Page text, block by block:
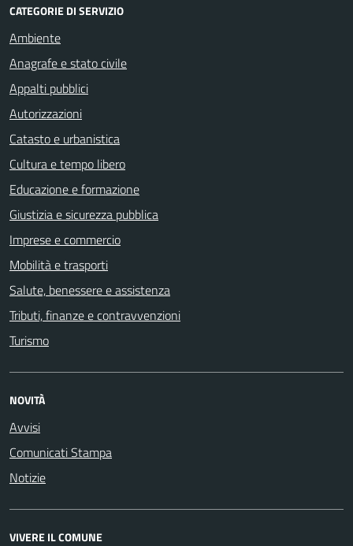
CATEGORIE DI SERVIZIO
Ambiente
Anagrafe e stato civile
Appalti pubblici
Autorizzazioni
Catasto e urbanistica
Cultura e tempo libero
Educazione e formazione
Giustizia e sicurezza pubblica
Imprese e commercio
Mobilità e trasporti
Salute, benessere e assistenza
Tributi, finanze e contravvenzioni
Turismo
NOVITÀ
Avvisi
Comunicati Stampa
Notizie
VIVERE IL COMUNE